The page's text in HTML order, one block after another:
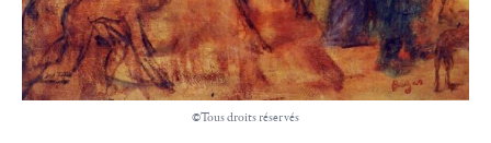
©Tous droits réservés